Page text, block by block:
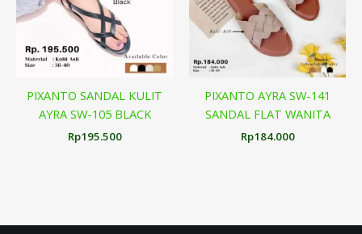
PIXANTO SANDAL KULIT
AYRA SW-105 BLACK
Rp195.500
PIXANTO AYRA SW-141
SANDAL FLAT WANITA
Rp184.000